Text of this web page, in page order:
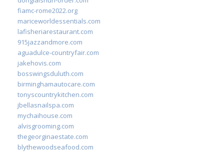
fiamc-rome2022.org
mariceworldessentials.com
lafisheriarestaurant.com
915jazzandmore.com
aguadulce-countryfair.com
jakehovis.com
bosswingsduluth.com
birminghamautocare.com
tonyscountrykitchen.com
jbellasnailspa.com
mychaihouse.com
alvisgrooming.com
thegeorginaestate.com
blythewoodseafood.com